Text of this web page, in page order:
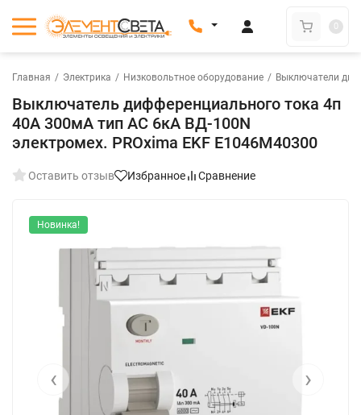
0
Главная / Электрика / Низковольтное оборудование / Выключатели
Выключатель дифференциального тока 4п
40А 300мА тип AC 6кА ВД-100N
электромех. PROxima EKF E1046M40300
Оставить отзыв Избранное Сравнение
Новинка!
‹ ›